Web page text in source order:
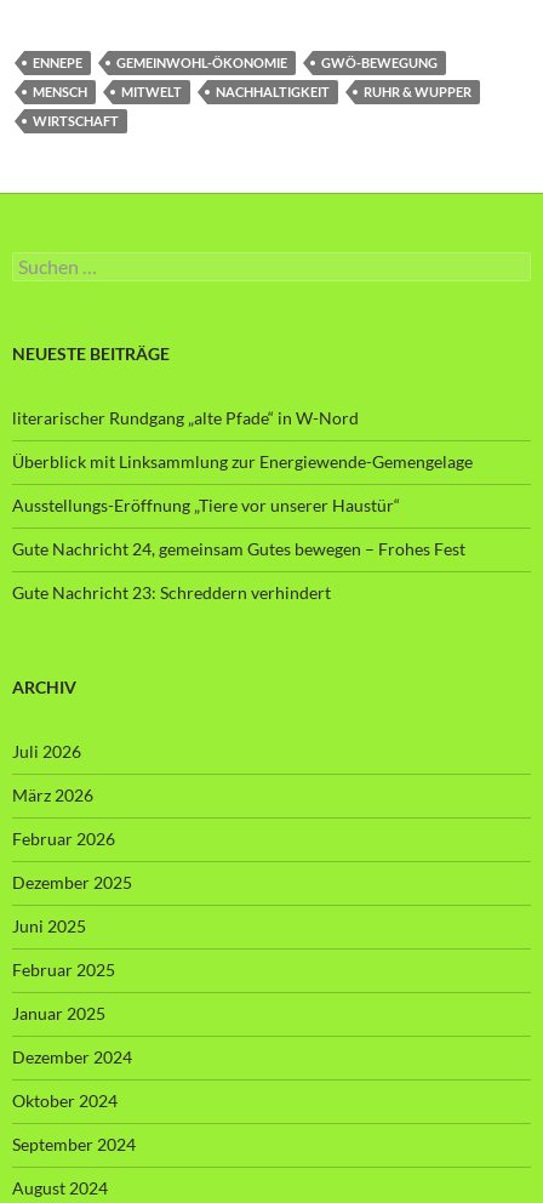
ENNEPE GEMEINWOHL-ÖKONOMIE
GWÖ-BEWEGUNG
MENSCH
MITWELT NACHHALTIGKEIT
RUHR & WUPPER
WIRTSCHAFT
Suche
nach:
NEUESTE BEITRÄGE
literarischer Rundgang „alte Pfade“ in W-Nord
Überblick mit Linksammlung zur Energiewende-Gemengelage
Ausstellungs-Eröffnung „Tiere vor unserer Haustür“
Gute Nachricht 24, gemeinsam Gutes bewegen – Frohes Fest
Gute Nachricht 23: Schreddern verhindert
ARCHIV
Juli 2026
März 2026
Februar 2026
Dezember 2025
Juni 2025
Februar 2025
Januar 2025
Dezember 2024
Oktober 2024
September 2024
August 2024